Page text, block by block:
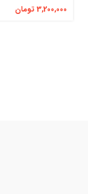
3,200,000 تومان